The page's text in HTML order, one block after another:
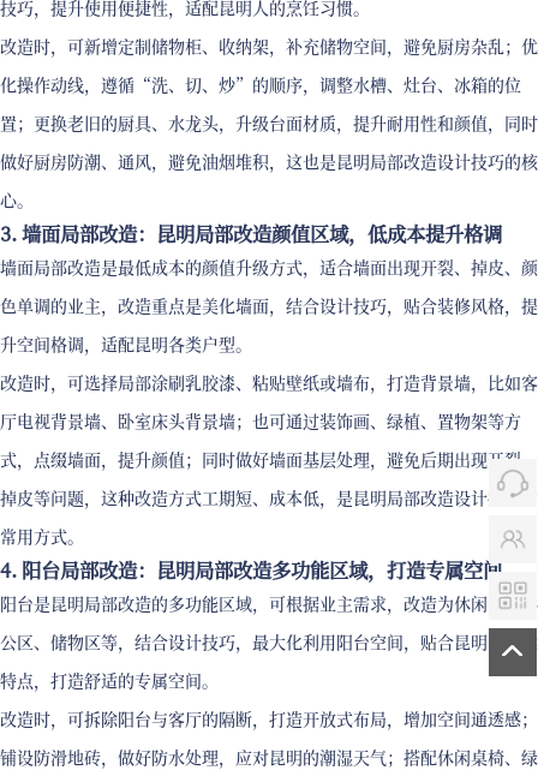
技巧，提升使用便捷性，适配昆明人的烹饪习惯。
改造时，可新增定制储物柜、收纳架，补充储物空间，避免厨房杂乱；优
化操作动线，遵循“洗、切、炒”的顺序，调整水槽、灶台、冰箱的位
置；更换老旧的厨具、水龙头，升级台面材质，提升耐用性和颜值，同时
做好厨房防潮、通风，避免油烟堆积，这也是昆明局部改造设计技巧的核
心。
3. 墙面局部改造：昆明局部改造颜值区域，低成本提升格调
墙面局部改造是最低成本的颜值升级方式，适合墙面出现开裂、掉皮、颜
色单调的业主，改造重点是美化墙面，结合设计技巧，贴合装修风格，提
升空间格调，适配昆明各类户型。
改造时，可选择局部涂刷乳胶漆、粘贴壁纸或墙布，打造背景墙，比如客
厅电视背景墙、卧室床头背景墙；也可通过装饰画、绿植、置物架等方
式，点缀墙面，提升颜值；同时做好墙面基层处理，避免后期出现开裂、
掉皮等问题，这种改造方式工期短、成本低，是昆明局部改造设计技巧的
常用方式。
4. 阳台局部改造：昆明局部改造多功能区域，打造专属空间
阳台是昆明局部改造的多功能区域，可根据业主需求，改造为休闲区、办
公区、储物区等，结合设计技巧，最大化利用阳台空间，贴合昆明的气候
特点，打造舒适的专属空间。
改造时，可拆除阳台与客厅的隔断，打造开放式布局，增加空间通透感；
铺设防滑地砖，做好防水处理，应对昆明的潮湿天气；搭配休闲桌椅、绿